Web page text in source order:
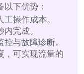
下优势：
操作成本。
完成。
与故障诊断。
，可实现流量的